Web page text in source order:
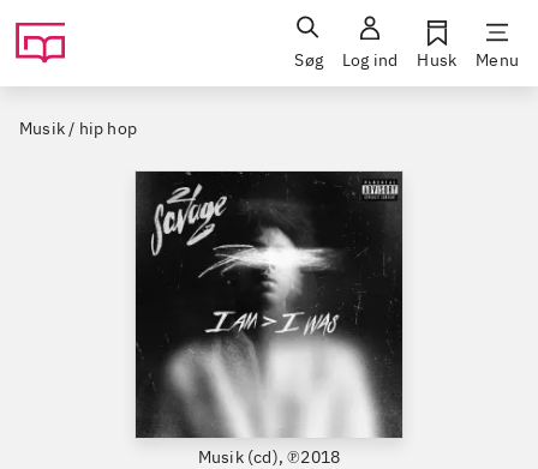
Søg Log ind Husk Menu
Musik / hip hop
Musik (cd), ℗2018